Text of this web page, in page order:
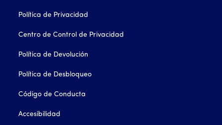
Política de Privacidad
Centro de Control de Privacidad
Política de Devolución
Política de Desbloqueo
Código de Conducta
Accesibilidad